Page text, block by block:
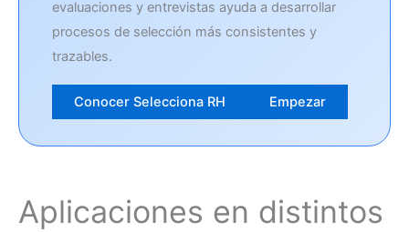
evaluaciones y entrevistas ayuda a desarrollar
procesos de selección más consistentes y
trazables.
Conocer Selecciona RH Empezar
Aplicaciones en distintos